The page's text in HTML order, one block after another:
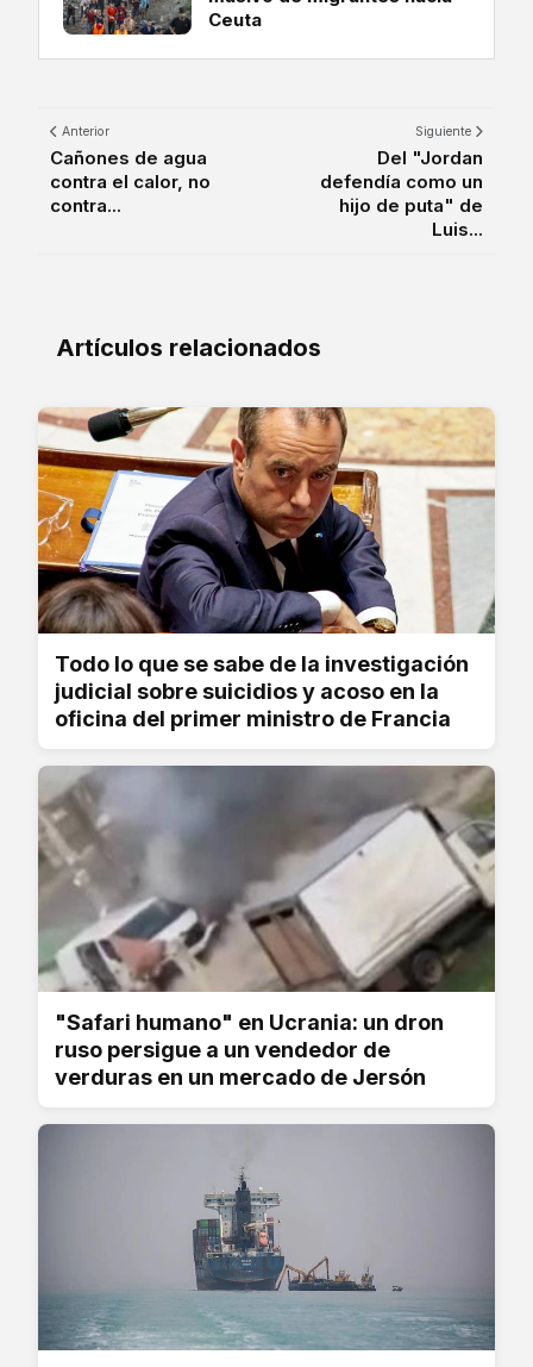
Ceuta
Anterior
Cañones de agua
contra el calor, no
contra...
Siguiente
Del "Jordan
defendía como un
hijo de puta" de
Luis...
Artículos relacionados
Todo lo que se sabe de la investigación
judicial sobre suicidios y acoso en la
oficina del primer ministro de Francia
"Safari humano" en Ucrania: un dron
ruso persigue a un vendedor de
verduras en un mercado de Jersón